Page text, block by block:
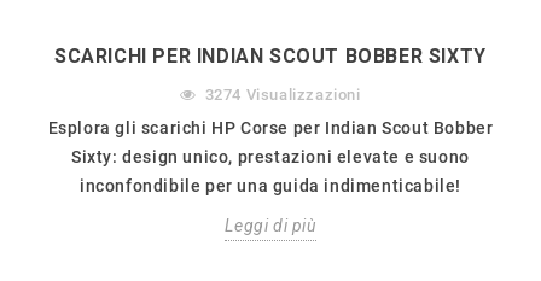
SCARICHI PER INDIAN SCOUT BOBBER SIXTY
3274 Visualizzazioni
Esplora gli scarichi HP Corse per Indian Scout Bobber
Sixty: design unico, prestazioni elevate e suono
inconfondibile per una guida indimenticabile!
Leggi di più